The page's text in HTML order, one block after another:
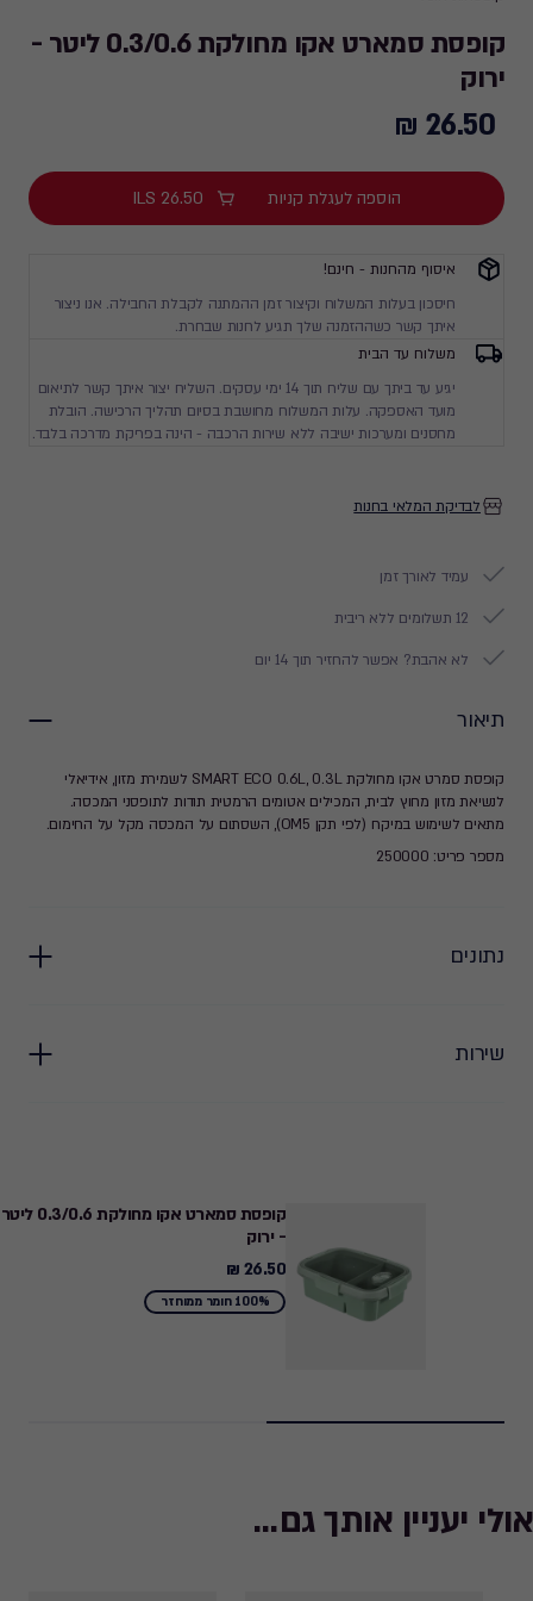
קופסת סמארט אקו מחולקת 0.3/0.6 ליטר -
ירוק
26.50
26.50 ₪
הוספה לעגלת קניות ILS 26.50
איסוף מהחנות - חינם!
חיסכון בעלות המשלוח וקיצור זמן ההמתנה לקבלת החבילה. אנו ניצור
איתך קשר כשההזמנה שלך תגיע לחנות שבחרת.
משלוח עד הבית
יגיע עד ביתך עם שליח תוך 14 ימי עסקים. השליח יצור איתך קשר לתיאום
מועד האספקה. עלות המשלוח מחושבת בסיום תהליך הרכישה. הובלת
מחסנים ומערכות ישיבה ללא שירות הרכבה - הינה בפריקת מדרכה בלבד.
לבדיקת המלאי בחנות
עמיד לאורך זמן
12 תשלומים ללא ריבית
לא אהבת? אפשר להחזיר תוך 14 יום
תיאור
קופסת סמרט אקו מחולקת SMART ECO 0.6L, 0.3L לשמירת מזון, אידיאלי
לנשיאת מזון מחוץ לבית, המכילים אטומים הרמטית תודות לתופסני המכסה.
מתאים לשימוש במיקרו (לפי תקן OM5), השסתום על המכסה מקל על החימום.
מספר פריט: 250000
נתונים
שירות
קופסת סמארט אקו מחולקת 0.3/0.6 ליטר
- ירוק
26.50
₪
26.50 ₪
100% חומר ממוחזר
אולי יעניין אותך גם...